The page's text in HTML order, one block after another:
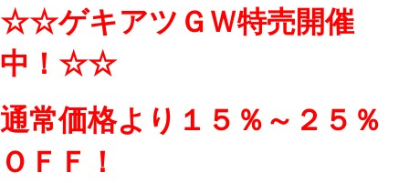
☆☆ゲキアツＧＷ特売開催
中！☆☆
通常価格より１５％～２５％
ＯＦＦ！